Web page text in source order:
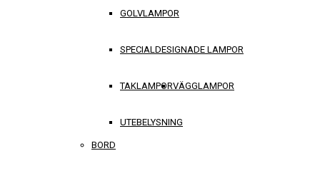
GOLVLAMPOR
SPECIALDESIGNADE LAMPOR
TAKLAMPORVÄGGLAMPOR
UTEBELYSNING
BORD